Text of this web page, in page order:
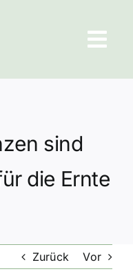
sind
die Ernte
Zurück Vor